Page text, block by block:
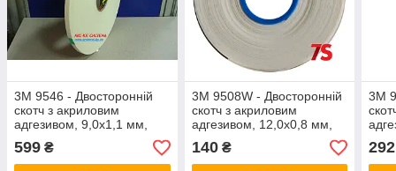
3M 9546 - Двосторонній
скотч з акриловим
адгезивом, 9,0х1,1 мм,
білий, рулон 66 м
599 ₴
3M 9508W - Двосторонній
скотч з акриловим
адгезивом, 12,0х0,8 мм,
білий, рулон 5 м
140₴
3M
292